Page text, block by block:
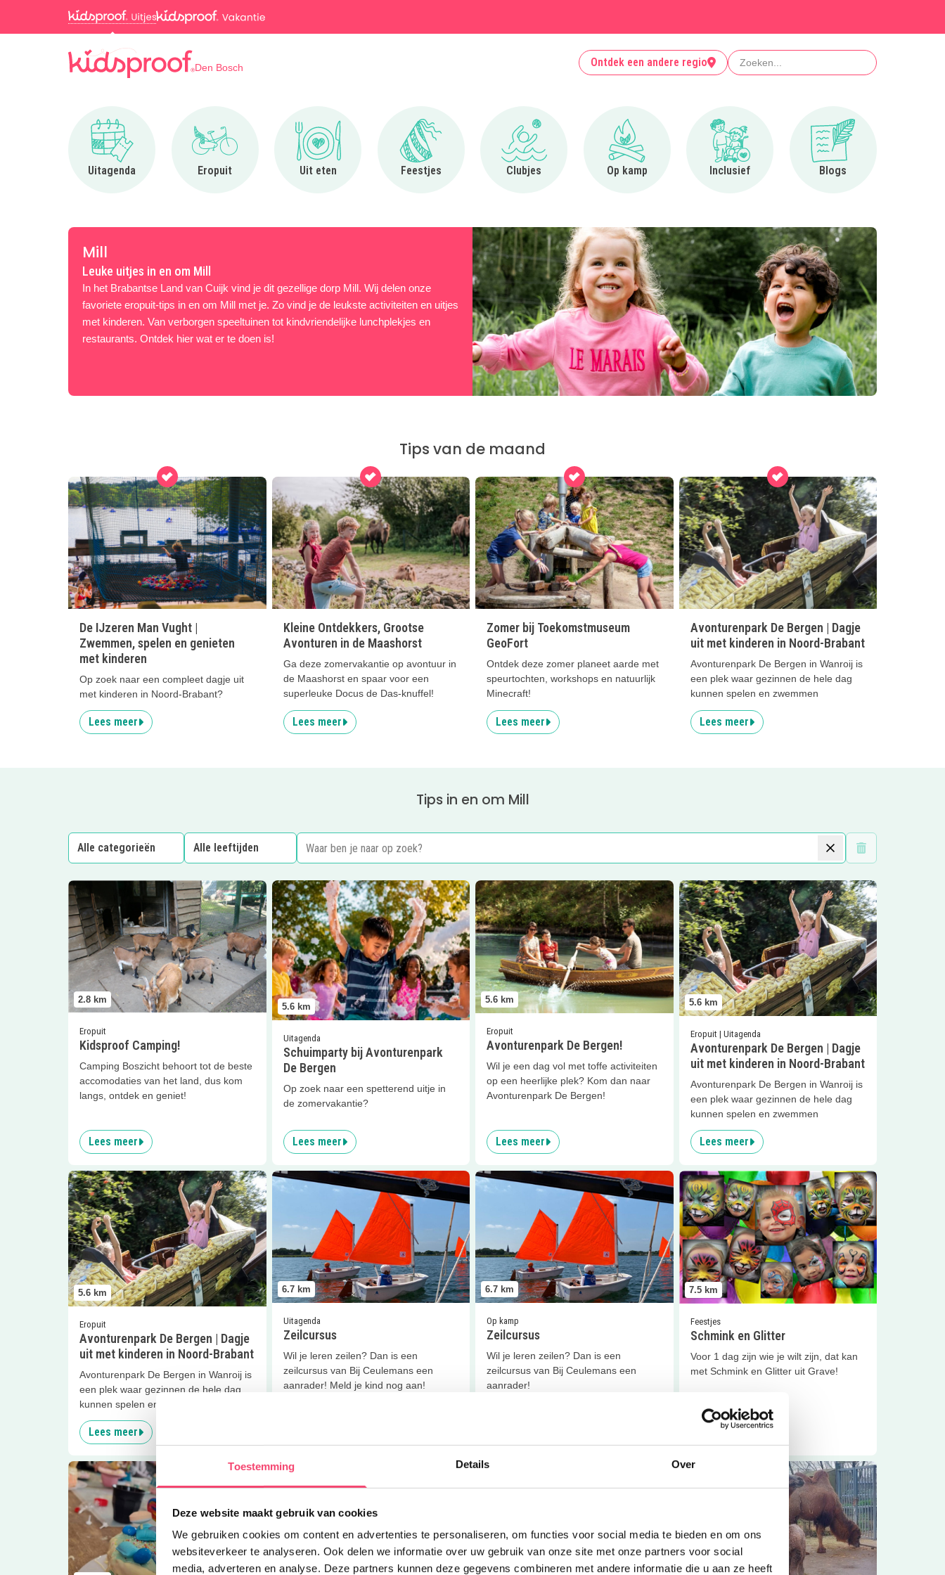
Toestemming Details Over
Deze website maakt gebruik van cookies
We gebruiken cookies om content en advertenties te personaliseren, om functies voor social media te bieden en om ons
websiteverkeer te analyseren. Ook delen we informatie over uw gebruik van onze site met onze partners voor social
media, adverteren en analyse. Deze partners kunnen deze gegevens combineren met andere informatie die u aan ze heeft
Den Bosch Ontdek een andere regio Zoeken
Uitagenda
Ga naar Uitagenda
Eropuit
Ga naar Eropuit
Uit eten
Ga naar Uit eten
Feestjes
Ga naar Feestjes
Clubjes
Ga naar Clubjes
Op kamp
Ga naar Op kamp
Inclusief
Ga naar Inclusief
Blogs
Ga naar Blogs
Mill
Leuke uitjes in en om Mill
In het Brabantse Land van Cuijk vind je dit gezellige dorp Mill. Wij delen onze
favoriete eropuit-tips in en om Mill met je. Zo vind je de leukste activiteiten en uitjes
met kinderen. Van verborgen speeltuinen tot kindvriendelijke lunchplekjes en
restaurants. Ontdek hier wat er te doen is!
Tips van de maand
De IJzeren Man Vught |
Zwemmen, spelen en genieten
met kinderen
Op zoek naar een compleet dagje uit
met kinderen in Noord-Brabant?
Lees meer
Kleine Ontdekkers, Grootse
Avonturen in de Maashorst
Ga deze zomervakantie op avontuur in
de Maashorst en spaar voor een
superleuke Docus de Das-knuffel!
Lees meer
Zomer bij Toekomstmuseum
GeoFort
Ontdek deze zomer planeet aarde met
speurtochten, workshops en natuurlijk
Minecraft!
Lees meer
Avonturenpark De Bergen | Dagje
uit met kinderen in Noord-Brabant
Avonturenpark De Bergen in Wanroij is
een plek waar gezinnen de hele dag
kunnen spelen en zwemmen
Lees meer
Tips in en om Mill
Wis filters
2.8 km
Eropuit
Kidsproof Camping!
Camping Boszicht behoort tot de beste
accomodaties van het land, dus kom
langs, ontdek en geniet!
Lees meer
Lees meer Kidsproof Camping!
5.6 km
Uitagenda
Schuimparty bij Avonturenpark
De Bergen
Op zoek naar een spetterend uitje in
de zomervakantie?
Lees meer
Lees meer Schuimparty bij Avonturenpark De Bergen
5.6 km
Eropuit
Avonturenpark De Bergen!
Wil je een dag vol met toffe activiteiten
op een heerlijke plek? Kom dan naar
Avonturenpark De Bergen!
Lees meer
Lees meer Avonturenpark De Bergen!
5.6 km
Eropuit | Uitagenda
Avonturenpark De Bergen | Dagje
uit met kinderen in Noord-Brabant
Avonturenpark De Bergen in Wanroij is
een plek waar gezinnen de hele dag
kunnen spelen en zwemmen
Lees meer
Lees meerAvonturenpark De Bergen | Dagje uit met
5.6 km
Eropuit
Avonturenpark De Bergen | Dagje
uit met kinderen in Noord-Brabant
Avonturenpark De Bergen in Wanroij is
een plek waar gezinnen de hele dag
kunnen spelen en zwemmen
Lees meer
Lees meerAvonturenpark De Bergen | Dagje uit met kinderen in Noord-Brabant
6.7 km
Uitagenda
Zeilcursus
Wil je leren zeilen? Dan is een
zeilcursus van Bij Ceulemans een
aanrader! Meld je kind nog aan!
Lees meer Zeilcursus
6.7 km
Op kamp
Zeilcursus
Wil je leren zeilen? Dan is een
zeilcursus van Bij Ceulemans een
aanrader!
Lees meer Zeilcursus
7.5 km
Feestjes
Schmink en Glitter
Voor 1 dag zijn wie je wilt zijn, dat kan
met Schmink en Glitter uit Grave!
Lees meer
Lees meer Schmink en Glitter
Lees meer Creatieve kinderfeestjes Lees meer Kleine Ontdekkers, Grootse Avonturen in de Maashorst
Lees meer Lees meer Dierenpark Zie-Zoo